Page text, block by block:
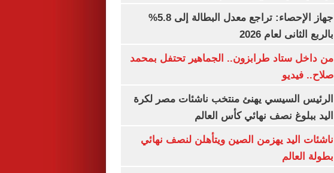
جهاز الإحصاء: تراجع معدل البطالة إلى 5.8%
بالربع الثانى لعام 2026
من داخل ستاد طرابزون.. الجماهير تحتفل بمحمد
صلاح.. فيديو
الرئيس السيسي يهنئ منتخب ناشئات مصر لكرة
اليد ببلوغ نصف نهائي كأس العالم
ناشئات اليد يهزمن الصين ويتأهلن لنصف نهائي
بطولة العالم